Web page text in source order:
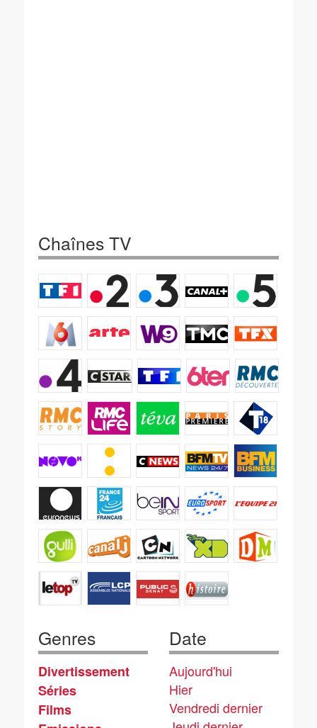
Chaînes TV
Genres
Divertissement
Séries
Films
Date
Aujourd'hui
Hier
Vendredi dernier